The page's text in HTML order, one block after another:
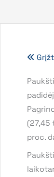
(27,45
proc.